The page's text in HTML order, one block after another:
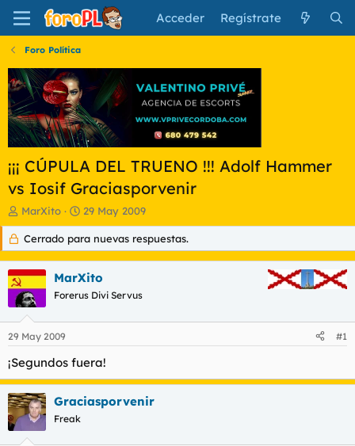
Acceder Regístrate
Foro Política
¡¡¡ CÚPULA DEL TRUENO !!! Adolf Hammer
vs Iosif Graciasporvenir
I
n
c
i
a
d
o
r
d
l
t
e
m
MarXito
F
e
c
h
d
e
n
i
o
29 May 2009
Cerrado para nuevas respuestas.
MarXito
Forerus Divi Servus
29 May 2009 #1
¡Segundos fuera!
Graciasporvenir
Freak